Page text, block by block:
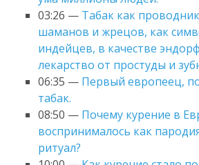
03:26 — Табак как
шаманов и жрецов, как
индейцев, в качестве
лекарство от простуды и
06:35 — Первый европеец,
табак.
08:50 — Почему курение в
воспринималось как
ритуал?